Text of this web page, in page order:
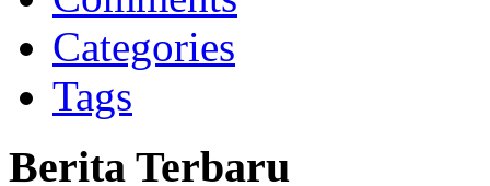
BNI Syariah
Memberikan yang terbaik sesuai kaidah Islam, kunjungi situs resmi
Comments
Categories
Tags